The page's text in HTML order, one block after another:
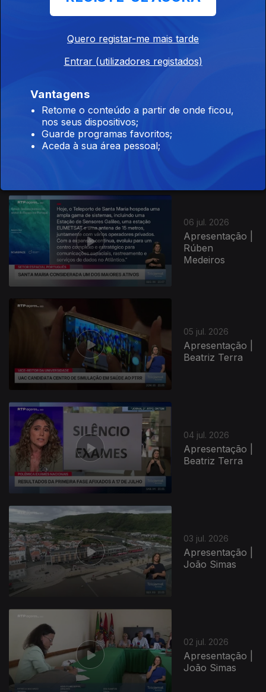
08 jul. 2026
Rúben
06 jul. 2026
Apresentação |
Rúben
Medeiros
05 jul. 2026
Apresentação |
Beatriz Terra
04 jul. 2026
Apresentação |
Beatriz Terra
03 jul. 2026
Apresentação |
João Simas
940547
02 jul. 2026
Apresentação |
João Simas
Quero registar-me mais tarde
Entrar (utilizadores registados)
Vantagens
Retome o conteúdo a partir de onde ficou,
nos seus dispositivos;
Guarde programas favoritos;
Aceda à sua área pessoal;